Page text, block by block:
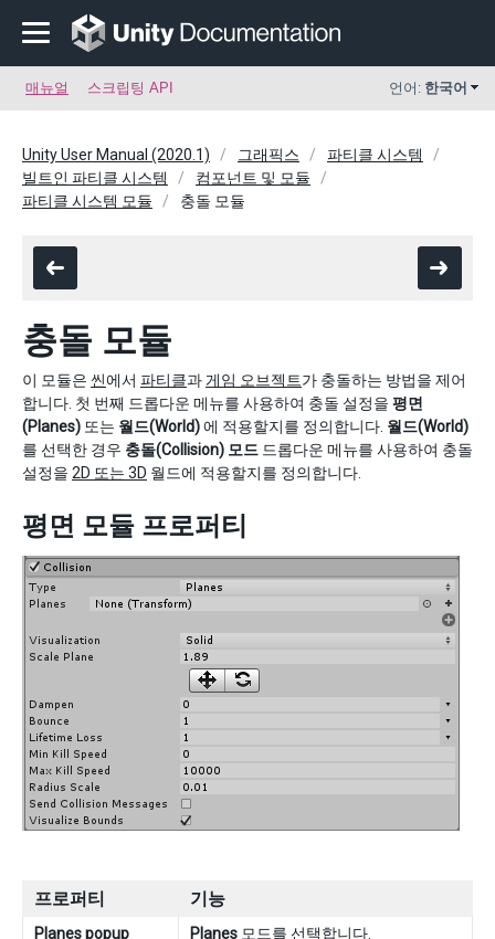
매뉴얼 스크립팅 API 언어: 한국어
Unity User Manual (2020.1) 그래픽스
파티클 시스템
빌트인 파티클 시스템
컴포넌트 및 모듈
파티클 시스템 모듈
충돌 모듈
충돌 모듈
이 모듈은 씬에서 파티클과 게임 오브젝트가 충돌하는 방법을 제어
합니다. 첫 번째 드롭다운 메뉴를 사용하여 충돌 설정을 평면
(Planes) 또는 월드(World)에 적용할지를 정의합니다. 월드(World)
를 선택한 경우 충돌(Collision) 모드 드롭다운 메뉴를 사용하여 충돌
설정을 2D 또는 3D 월드에 적용할지를 정의합니다.
평면 모듈 프로퍼티
프로퍼티 기능
Planes popup Planes 모드를 선택합니다.